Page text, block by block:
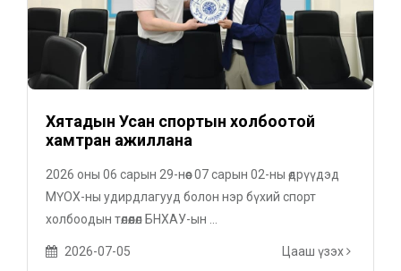
Хятадын Усан спортын холбоотой
хамтран ажиллана
2026 оны 06 сарын 29-нөөс 07 сарын 02-ны өдрүүдэд
МҮОХ-ны удирдлагууд болон нэр бүхий спорт
холбоодын төлөөлөл БНХАУ-ын ...
2026-07-05 Цааш үзэх